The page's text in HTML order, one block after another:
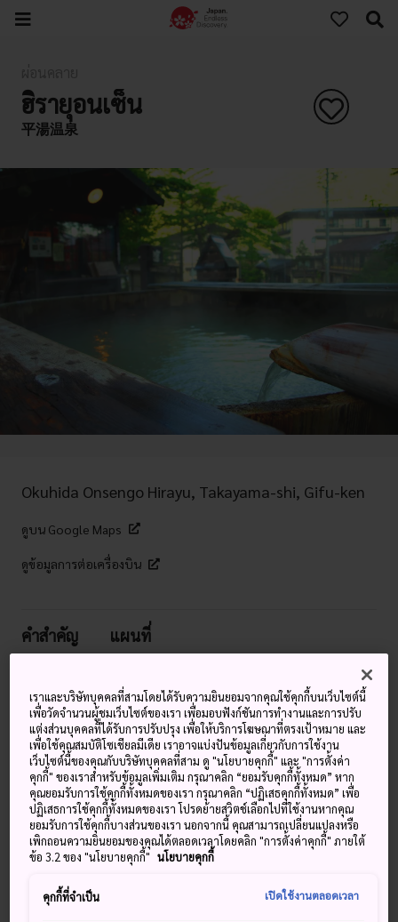
ฮิรายุอนเซ็น
平湯温泉
Okuhida Onsengo Hirayu, Takayama-shi, Gifu-ken
ดูบน Google Maps
ดูข้อมูลการต่อเครื่องบิน
คำสำคัญ แผนที่
ฮิรายุอนเซ็น เมืองแห่งขุนเขาอัน
งดงามที่เต็มไปด้วยน้ำพุร้อน
ไม่ว่าคุณจะไปที่แถบโอคุฮิดะ
เพื่อปีนเขา เที่ยวชมสถานที่
เล่นสกี หรือลิ้มลองอาหารท้องถิ่นแสนอร่อย รับรองว่าคุณจะ
ต้องการพักผ่อนและผ่อนคลายในฮิรายุแน่นอน แช่ตัวในน้ำพุ
ร้อนและชำระล้างความกังวลของคุณออกไป
วิธีการเดินทาง
คุณสามารถเดินทางไปยังฮิรายุอนเซ็นได้ง่ายจากโตเกียวโดย
เราและบริษัทบุคคลที่สามโดยได้รับความยินยอมจากคุณใช้คุกกี้บนเว็บไซต์นี้
เพื่อวัดจำนวนผู้ชมเว็บไซต์ของเรา เพื่อมอบฟังก์ชันการทำงานและการปรับ
แต่งส่วนบุคคลที่ได้รับการปรับปรุง เพื่อให้บริการโฆษณาที่ตรงเป้าหมาย และ
เพื่อใช้คุณสมบัติโซเชียลมีเดีย เราอาจแบ่งปันข้อมูลเกี่ยวกับการใช้งาน
เว็บไซต์นี้ของคุณกับบริษัทบุคคลที่สาม ดู "นโยบายคุกกี้" และ "การตั้งค่า
คุกกี้" ของเราสำหรับข้อมูลเพิ่มเติม กรุณาคลิก “ยอมรับคุกกี้ทั้งหมด” หาก
คุณยอมรับการใช้คุกกี้ทั้งหมดของเรา กรุณาคลิก “ปฏิเสธคุกกี้ทั้งหมด” เพื่อ
ปฏิเสธการใช้คุกกี้ทั้งหมดของเรา โปรดย้ายสวิตช์เลือกไปที่ใช้งานหากคุณ
ยอมรับการใช้คุกกี้บางส่วนของเรา นอกจากนี้ คุณสามารถเปลี่ยนแปลงหรือ
เพิกถอนความยินยอมของคุณได้ตลอดเวลาโดยคลิก "การตั้งค่าคุกกี้" ภายใต้
ข้อ 3.2 ของ "นโยบายคุกกี้" นโยบายคุกกี้
คุกกี้ที่จำเป็น เปิดใช้งานตลอดเวลา